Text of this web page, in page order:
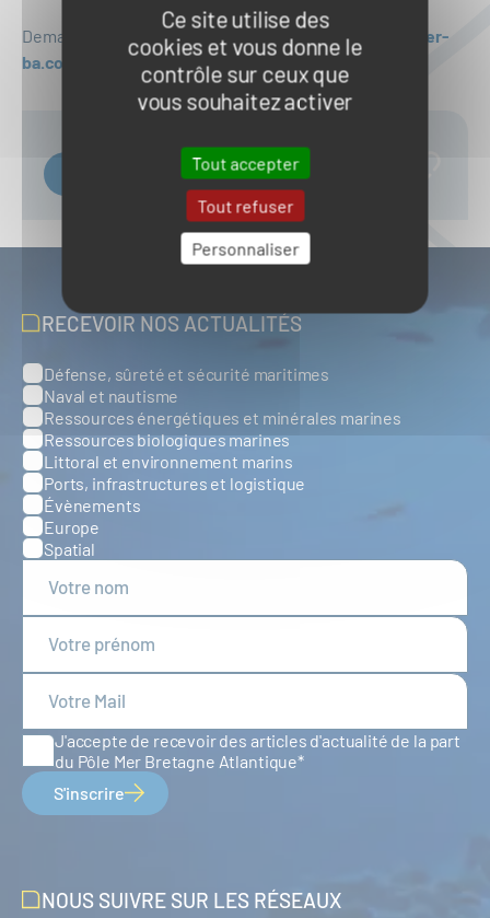
Ce site utilise des
cookies et vous donne le
contrôle sur ceux que
vous souhaitez activer
Tout accepter
Tout refuser
Personnaliser
Demandes d’information par courriel à
europe@polemer-
ba.com
Site de Blue Shuttle
RECEVOIR NOS ACTUALITÉS
Catégories
Défense, sûreté et sécurité maritimes
Naval et nautisme
Ressources énergétiques et minérales marines
Ressources biologiques marines
Littoral et environnement marins
Ports, infrastructures et logistique
Évènements
Europe
Spatial
J'accepte de recevoir des articles d'actualité de la part
du Pôle Mer Bretagne Atlantique
S'inscrire
NOUS SUIVRE SUR LES RÉSEAUX